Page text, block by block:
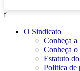
f
O Sindicato
Conheça a
Conheça o
Estatuto
Politica de